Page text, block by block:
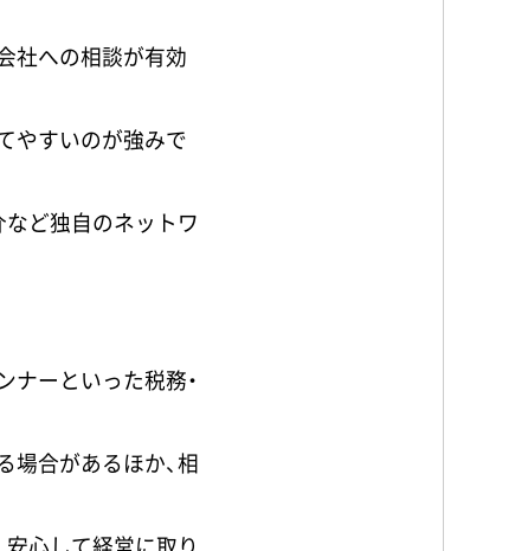
社への相談が有効
やすいのが強みで
ど独自のネットワ
ーといった税務・
場合があるほか、相